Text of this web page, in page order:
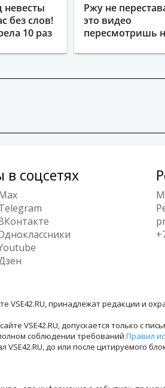
невесты
без слов!
10 раз
Ржу не
это видео
пересмотришь
соцсетях
VSE42.RU, принадлежат редакции и
VSE42.RU, допускается только с
соблюдении требований Правил
до или после цитируемого